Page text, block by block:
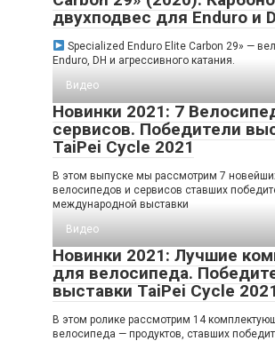
двухподвес для Enduro и
Specialized Enduro Elite Carbon 29» —
Enduro, DH и агрессивного катания.
Видео
Новинки 2021: 7
сервисов. Победители
TaiPei Cycle 2021
В этом выпуске мы рассмотрим 7
велосипедов и сервисов ставших
международной выставки
Видео
Новинки 2021: Лучшие
для велосипеда.
выставки TaiPei Cycle
В этом ролике рассмотрим 14
велосипеда — продуктов, ставших